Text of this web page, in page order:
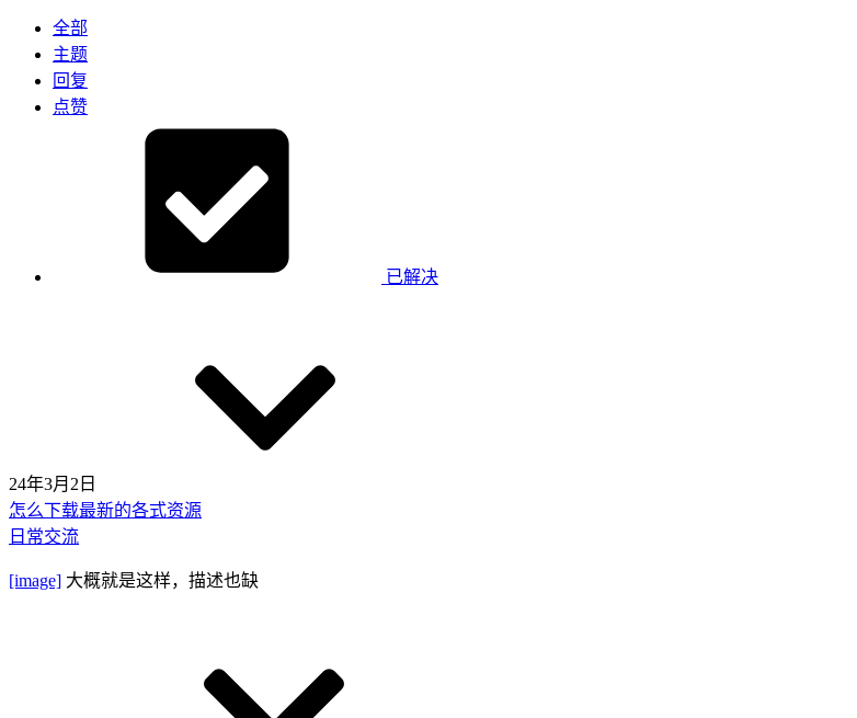
全部
主题
回复
点赞
已解决
24年3月2日
怎么下载最新的各式资源
日常交流
[image] 大概就是这样，描述也缺